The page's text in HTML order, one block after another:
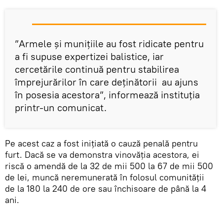
”Armele și munițiile au fost ridicate pentru
a fi supuse expertizei balistice, iar
cercetările continuă pentru stabilirea
împrejurărilor în care deţinătorii au ajuns
în posesia acestora”, informează instituția
printr-un comunicat.
Pe acest caz a fost inițiată o cauză penală pentru
furt. Dacă se va demonstra vinovăția acestora, ei
riscă o amendă de la 32 de mii 500 la 67 de mii 500
de lei, muncă neremunerată în folosul comunităţii
de la 180 la 240 de ore sau închisoare de până la 4
ani.